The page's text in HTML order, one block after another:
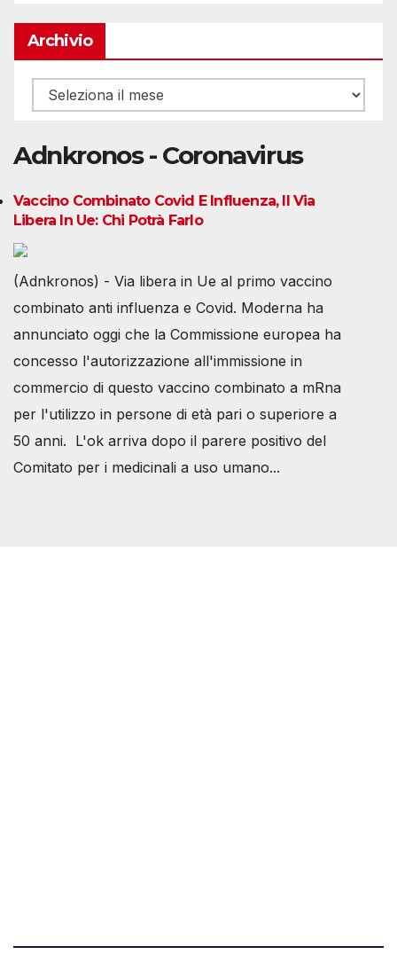
Archivio
Archivio
Adnkronos - Coronavirus
Vaccino Combinato Covid E Influenza, Il Via
Libera In Ue: Chi Potrà Farlo
(Adnkronos) - Via libera in Ue al primo vaccino
combinato anti influenza e Covid. Moderna ha
annunciato oggi che la Commissione europea ha
concesso l'autorizzazione all'immissione in
commercio di questo vaccino combinato a mRna
per l'utilizzo in persone di età pari o superiore a
50 anni. L'ok arriva dopo il parere positivo del
Comitato per i medicinali a uso umano...